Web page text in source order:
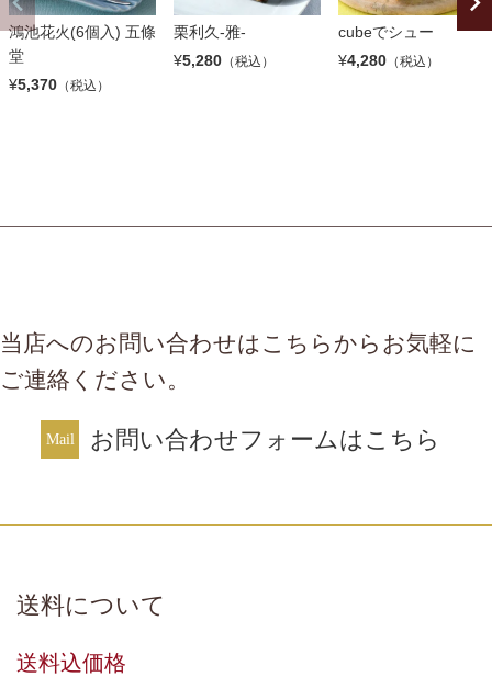
鴻池花火(6個入) 五條
堂
¥5,370 （税込）
栗利久-雅-
¥5,280 （税込）
cubeでシュー
¥4,280 （税込）
当店へのお問い合わせはこちらからお気軽に
ご連絡ください。
お問い合わせフォームはこちら
送料について
送料込価格